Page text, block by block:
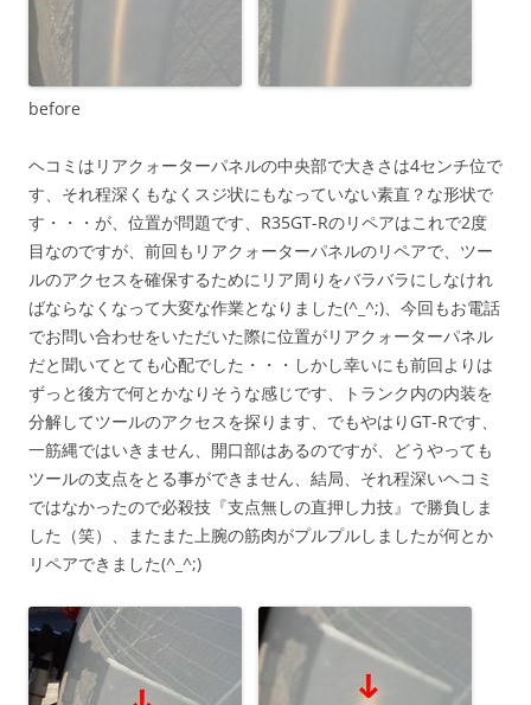
before
ヘコミはリアクォーターパネルの中央部で大きさは4センチ位で
す、それ程深くもなくスジ状にもなっていない素直？な形状で
す・・・が、位置が問題です、R35GT-Rのリペアはこれで2度
目なのですが、前回もリアクォーターパネルのリペアで、ツー
ルのアクセスを確保するためにリア周りをバラバラにしなけれ
ばならなくなって大変な作業となりました(^_^;)、今回もお電話
でお問い合わせをいただいた際に位置がリアクォーターパネル
だと聞いてとても心配でした・・・しかし幸いにも前回よりは
ずっと後方で何とかなりそうな感じです、トランク内の内装を
分解してツールのアクセスを探ります、でもやはりGT-Rです、
一筋縄ではいきません、開口部はあるのですが、どうやっても
ツールの支点をとる事ができません、結局、それ程深いヘコミ
ではなかったので必殺技『支点無しの直押し力技』で勝負しま
した（笑）、またまた上腕の筋肉がプルプルしましたが何とか
リペアできました(^_^;)